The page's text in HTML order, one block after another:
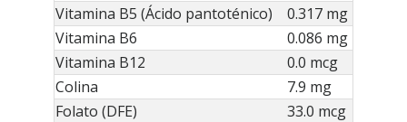
Vitamina B5 (Ácido pantoténico)
0.317 mg
Vitamina B6
0.086 mg
Vitamina B12
0.0 mcg
Colina
7.9 mg
Folato (DFE)
33.0 mcg